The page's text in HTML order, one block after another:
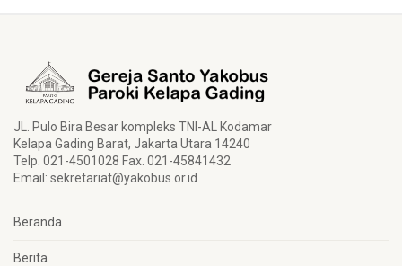
JL. Pulo Bira Besar kompleks TNI-AL Kodamar
Kelapa Gading Barat, Jakarta Utara 14240
Telp. 021-4501028 Fax. 021-45841432
Email: sekretariat@yakobus.or.id
Beranda
Berita